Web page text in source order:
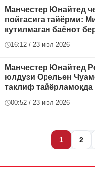
Манчестер Юнайтед
пойгасига тайёрми:
кутилмаган баёнот
16:12 / 23 июл 2026
Манчестер Юнайтед
юлдузи Орельен
таклиф тайёрламоқда
00:52 / 23 июл 2026
1 2